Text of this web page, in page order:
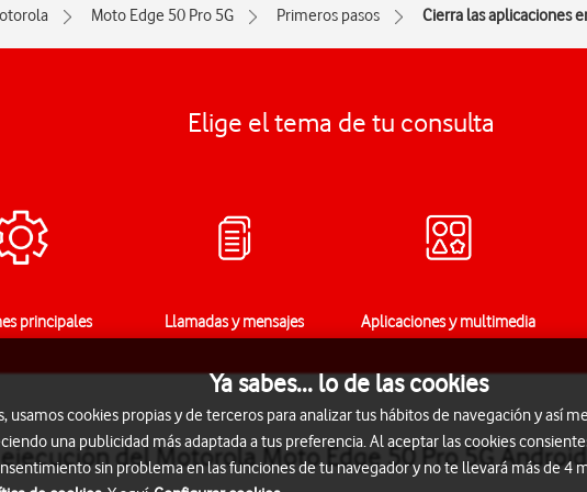
Moto Edge 50 Pro 5G Primeros pasos Cierra las aplicaciones
Elige el tema de tu consulta
principales Llamadas y mensajes Aplicaciones y multimedia
del Motorola Moto Edge 50 Pro 5G
Ya sabes... lo de las cookies
usamos cookies propias y de terceros para analizar tus hábitos de navegación y así
una publicidad más adaptada a tus preferencia. Al aceptar las cookies
sin problema en las funciones de tu navegador y no te llevará más de 4